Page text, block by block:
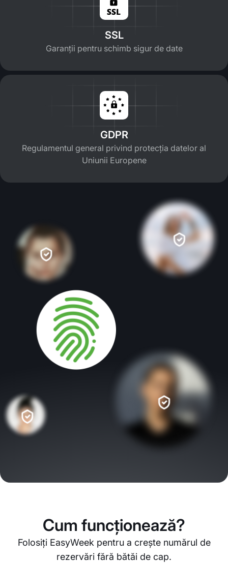
SSL
Garanții pentru schimb sigur de date
GDPR
Regulamentul general privind protecția datelor al
Uniunii Europene
Cum funcționează?
Folosiți EasyWeek pentru a crește numărul de
rezervări fără bătăi de cap.